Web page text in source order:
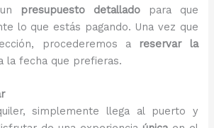
presupuesto detalladopara que
lo que estás pagando. Una vez que
procederemos a reservar la
la fecha que prefieras.
simplemente llega al puerto y